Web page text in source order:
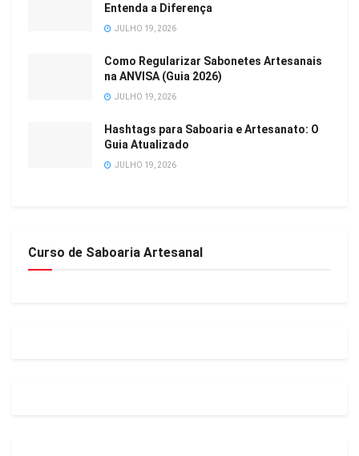
Entenda a Diferença
JULHO 19, 2026
Como Regularizar Sabonetes Artesanais
na ANVISA (Guia 2026)
JULHO 19, 2026
Hashtags para Saboaria e Artesanato: O
Guia Atualizado
JULHO 19, 2026
Curso de Saboaria Artesanal